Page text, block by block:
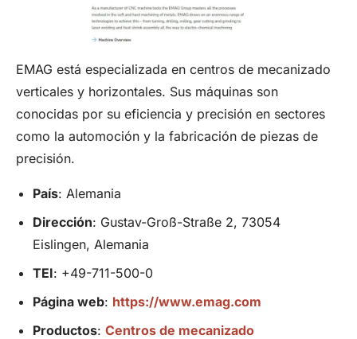
EMAG está especializada en centros de mecanizado
verticales y horizontales. Sus máquinas son
conocidas por su eficiencia y precisión en sectores
como la automoción y la fabricación de piezas de
precisión.
País: Alemania
Dirección: Gustav-Groß-Straße 2, 73054
Eislingen, Alemania
TEI: +49-711-500-0
Página web: https://www.emag.com
Productos: Centros de mecanizado